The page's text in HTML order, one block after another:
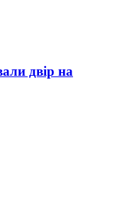
двір на